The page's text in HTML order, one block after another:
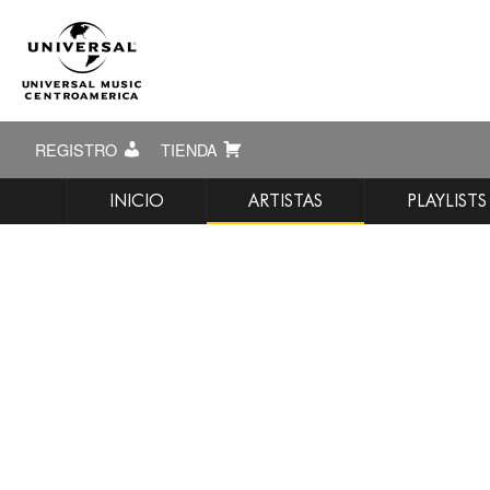
REGISTRO TIENDA
INICIO ARTISTAS PLAYLISTS